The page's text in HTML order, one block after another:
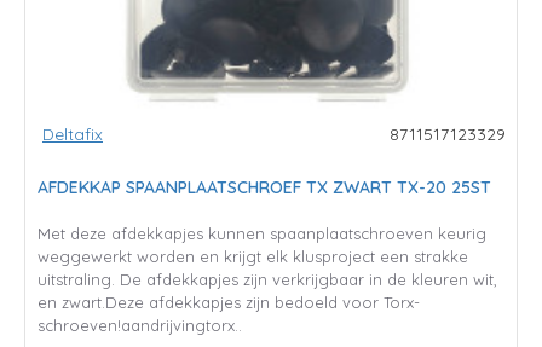
Deltafix 8711517123329
AFDEKKAP SPAANPLAATSCHROEF TX ZWART TX-20 25ST
Met deze afdekkapjes kunnen spaanplaatschroeven keurig
weggewerkt worden en krijgt elk klusproject een strakke
uitstraling. De afdekkapjes zijn verkrijgbaar in de kleuren wit,
en zwart.Deze afdekkapjes zijn bedoeld voor Torx-
schroeven!aandrijvingtorx..